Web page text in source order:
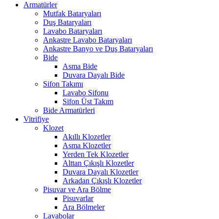
Armatürler
Mutfak Bataryaları
Duş Bataryaları
Lavabo Bataryaları
Ankastre Lavabo Bataryaları
Ankastre Banyo ve Duş Bataryaları
Bide
Asma Bide
Duvara Dayalı Bide
Sifon Takımı
Lavabo Sifonu
Sifon Üst Takım
Bide Armatürleri
Vitrifiye
Klozet
Akıllı Klozetler
Asma Klozetler
Yerden Tek Klozetler
Alttan Çıkışlı Klozetler
Duvara Dayalı Klozetler
Arkadan Çıkışlı Klozetler
Pisuvar ve Ara Bölme
Pisuvarlar
Ara Bölmeler
Lavabolar